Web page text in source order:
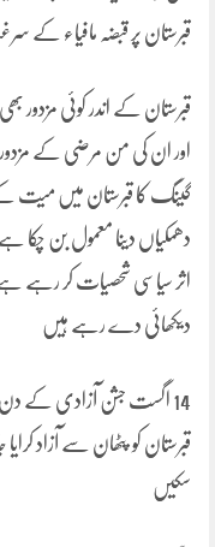
قبرستان پر قبضہ مافیاء کے
قبرستان کے اندر کوئی مزدور
اور ان کی من مرضی کے
گینگ کا قبرستان میں میت کے
دھمکیاں دینا معمول بن چکا
اثر سیاسی شحصیات کر
دیکھائی دے رہے ہیں
قبرستان کو پٹھان سے آزاد
سکیں